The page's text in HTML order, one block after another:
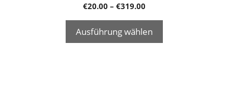
€20.00 – €319.00
Ausführung wählen